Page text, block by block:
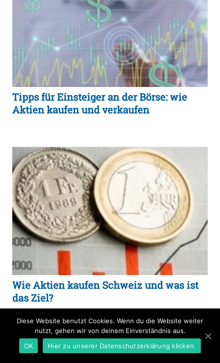
Tipps für Einsteiger an der Börse: wie
Aktien kaufen und verkaufen
Wie Aktien kaufen Schweiz und was ist
das Ziel?
Kommentare sind nicht möglich.
Diese Website benutzt Cookies. Wenn du die Website weiter
nutzt, gehen wir von deinem Einverständnis aus.
OK
Hier zu unserer Datenschutzerklärung klicken.